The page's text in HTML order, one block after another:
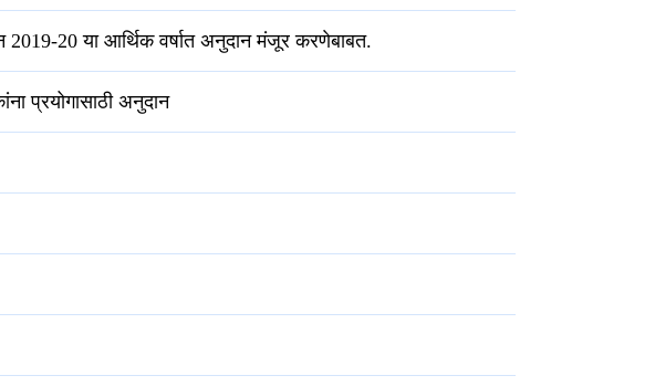
2019-20 या आर्थिक वर्षात अनुदान मंजूर करणेबाबत.
प्रयोगासाठी अनुदान